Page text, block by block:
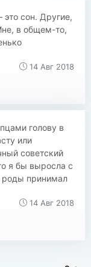
сон. Другие,
в общем-то,
14 Авг 2018
голову в
или
советский
я бы выросла с
принимал
14 Авг 2018